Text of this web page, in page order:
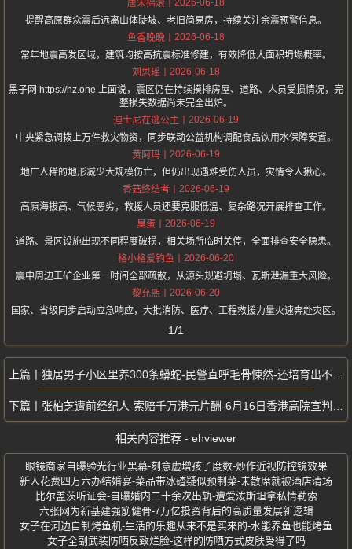
唐宋摇滚
2026-06-18
提醒高原群众震后远离山体陡坡、老旧简易房，持续关注余震预警信息。
鱼香晚晚
2026-06-18
常年地震高发区域，建筑均按高抗震标准修建，有效降低大面积坍塌概率。
刘思瑶
2026-06-18
黑子网 https://hz.one 上面说，震区仍在持续摸排房屋、道路、人员受损情况，完
整损失数据尚未完全出炉。
迪士尼在逃公主
2026-06-19
中央紧急调拨上万件救灾物资，同步联动公益机构调配食品饮用水保障安置。
黄阿玛
2026-06-19
地广人稀的地形减少大规模伤亡，但仍出现遇难受伤人员，灾情令人揪心。
香菇终结者
2026-06-19
高原海拔高、气候恶劣，救援人员还要克服低温、复杂路况开展排查工作。
臭蛋
2026-06-19
道路、景区设施出现不同程度破损，相关场所临时关停，全面排查安全隐患。
格小格爱钓鱼
2026-06-20
震中周边工矿企业第一时间全部疏散，从源头规避坍塌、瓦斯泄漏重大风险。
黎允熙
2026-06-20
国家、省级同步启动应急响应，大批消防、医疗、工程救援力量火速奔赴灾区。
1/1
独居男子小区里养300条蟒蛇-民警直呼毛骨悚然-还培育出不同花色
张柏芝遭前经纪人-索赔千万港元片酬-6月16日香港高院宣判张柏芝胜诉
相关内容推荐 - ehviewer
眼镜商家自曝验光行业黑幕-刻意虚增孩子度数-炒作近视防控镜效果
新人花费四万六办结婚宴-菜品带冰碴疑似预制菜-未散席就被酒店清场
比尔盖茨听证会-自曝婚内二十余次出轨-遭爱泼斯坦拿私情勒索
六张网为新基建强筋健骨-7万亿投资背后的高质量发展新逻辑
女子在河边自制烤鱼机-生活的乐趣从来不是买来的-水能养鱼也能烤鱼
女子全副武装防晒反致烂脸-这样的防晒方式皮肤受得了吗